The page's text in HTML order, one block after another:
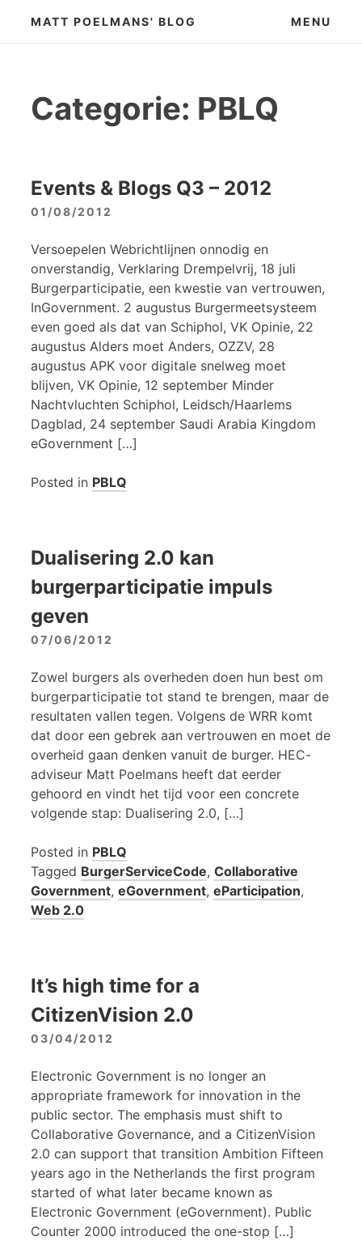
MATT POELMANS' BLOG MENU
Categorie: PBLQ
Events & Blogs Q3 – 2012
01/08/2012
Versoepelen Webrichtlijnen onnodig en
onverstandig, Verklaring Drempelvrij, 18 juli
Burgerparticipatie, een kwestie van vertrouwen,
InGovernment. 2 augustus Burgermeetsysteem
even goed als dat van Schiphol, VK Opinie, 22
augustus Alders moet Anders, OZZV, 28
augustus APK voor digitale snelweg moet
blijven, VK Opinie, 12 september Minder
Nachtvluchten Schiphol, Leidsch/Haarlems
Dagblad, 24 september Saudi Arabia Kingdom
eGovernment […]
Posted in PBLQ
Dualisering 2.0 kan
burgerparticipatie impuls
geven
07/06/2012
Zowel burgers als overheden doen hun best om
burgerparticipatie tot stand te brengen, maar de
resultaten vallen tegen. Volgens de WRR komt
dat door een gebrek aan vertrouwen en moet de
overheid gaan denken vanuit de burger. HEC-
adviseur Matt Poelmans heeft dat eerder
gehoord en vindt het tijd voor een concrete
volgende stap: Dualisering 2.0, […]
Posted in PBLQ
Tagged BurgerServiceCode, Collaborative
Government, eGovernment, eParticipation,
Web 2.0
It’s high time for a
CitizenVision 2.0
03/04/2012
Electronic Government is no longer an
appropriate framework for innovation in the
public sector. The emphasis must shift to
Collaborative Governance, and a CitizenVision
2.0 can support that transition Ambition Fifteen
years ago in the Netherlands the first program
started of what later became known as
Electronic Government (eGovernment). Public
Counter 2000 introduced the one-stop […]